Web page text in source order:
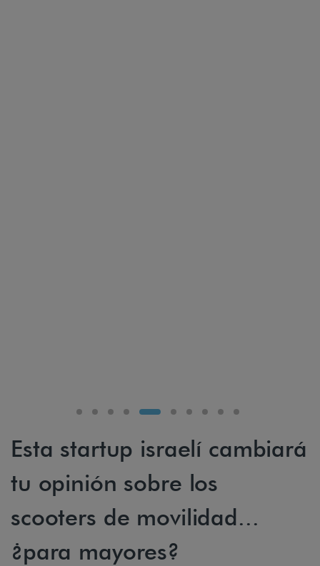
Esta startup israelí cambiará
tu opinión sobre los
scooters de movilidad...
¿para mayores?